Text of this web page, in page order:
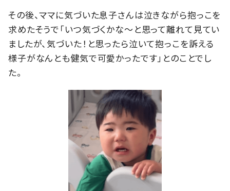
その後、ママに気づいた息子さんは泣きながら抱っこを
求めたそうで「いつ気づくかな〜と思って離れて見てい
ましたが、気づいた！と思ったら泣いて抱っこを訴える
様子がなんとも健気で可愛かったです」とのことでし
た。